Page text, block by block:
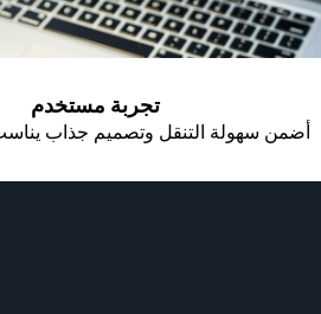
تجربة مستخدم
أضمن سهولة التنقل وتصميم جذاب